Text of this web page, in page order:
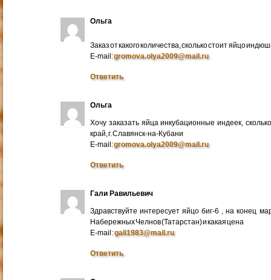
Ольга
Заказ от какого количества, сколько стоит яйцо
E-mail:gromova.olya2009@mail.ru
Ответить
Ольга
Хочу заказать яйца инкубационные индеек,
край, г. Славянск-на-Кубани
E-mail:gromova.olya2009@mail.ru
Ответить
Гали Равильевич
Здравствуйте интересует яйцо биг-6 , на конец
Набережных Челнов (Татарстан) и какая цена
E-mail :gali1983@mail.ru
Ответить